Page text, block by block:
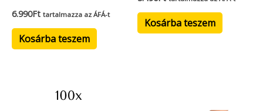
6.990Ft tartalmazza az ÁFÁ-t
Kosárba teszem
Kosárba teszem